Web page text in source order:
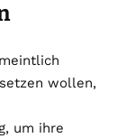
wollen,
um ihre